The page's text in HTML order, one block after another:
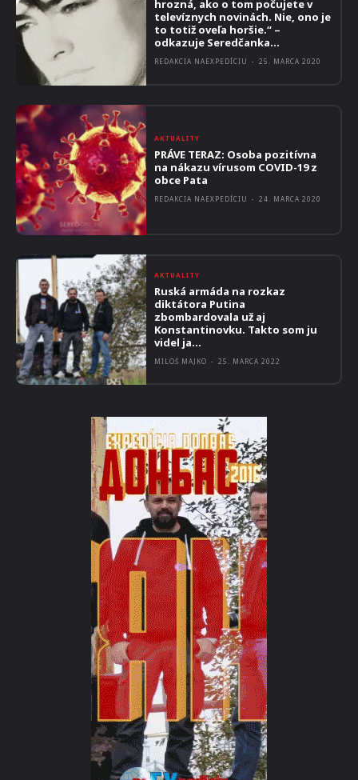
hrozná, ako o tom počujete v
televíznych novinách. Nie, ono je
to totiž oveľa horšie.“ –
odkazuje Seredčanka...
REDAKCIA NAEXPEDÍCIU - 25. MARCA 2020
AKTUALITY
PRÁVE TERAZ: Osoba pozitívna
na nákazu vírusom COVID-19 z
obce Pata
REDAKCIA NAEXPEDÍCIU - 24. MARCA 2020
AKTUALITY
Ruská armáda na rozkaz
diktátora Putina
zbombardovala už aj
Konstantinovku. Takto som ju
videl ja…
MILOŠ MAJKO - 25. MARCA 2022